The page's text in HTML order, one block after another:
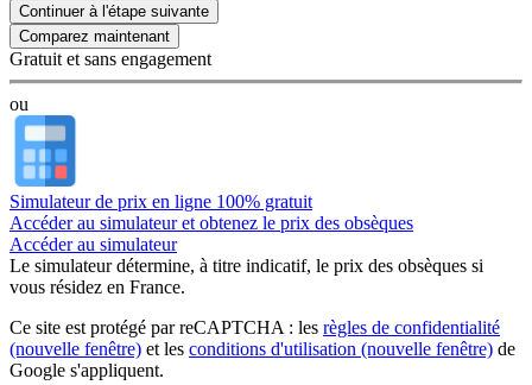
Continuer à l'étape suivante
Gratuit et sans engagement
ou
Simulateur de prix en ligne 100% gratuit
Accéder au simulateur et obtenez le prix des obsèques
Accéder au simulateur
Le simulateurdétermine, à titre indicatif, le prix des obsèques si
vous résidez en France.
Ce site est protégé par reCAPTCHA : les règles de confidentialité
(nouvelle fenêtre) et les conditions d'utilisation (nouvelle fenêtre) de
Google s'appliquent.